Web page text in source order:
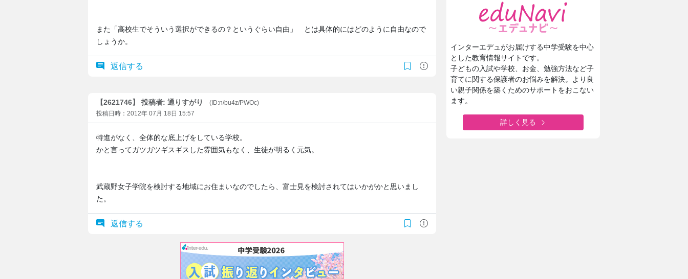
また「高校生でそういう選択ができるの？というぐらい自由」 とは具体的にはどのように自由なので
しょうか。
返信する
【2621746】 投稿者: 通りすがり
(ID:n/bu4z/PWOc)
投稿日時：2012年 07月 18日 15:57
特進がなく、全体的な底上げをしている学校。
かと言ってガツガツギスギスした雰囲気もなく、生徒が明るく元気。
武蔵野女子学院を検討する地域にお住まいなのでしたら、富士見を検討されてはいかがかと思いまし
た。
返信する
インターエデュがお届けする中学受験を中心
とした教育情報サイトです。
子どもの入試や学校、お金、勉強方法など子
育てに関する保護者のお悩みを解決。より良
い親子関係を築くためのサポートをおこない
ます。
詳しく見る